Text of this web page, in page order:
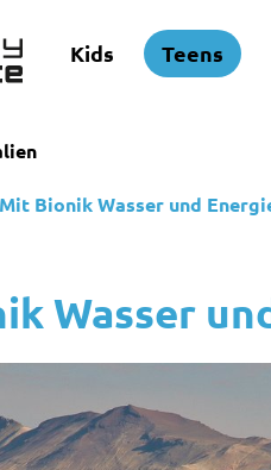
Kids Teens
Mit Bionik Wasser und
Wasser